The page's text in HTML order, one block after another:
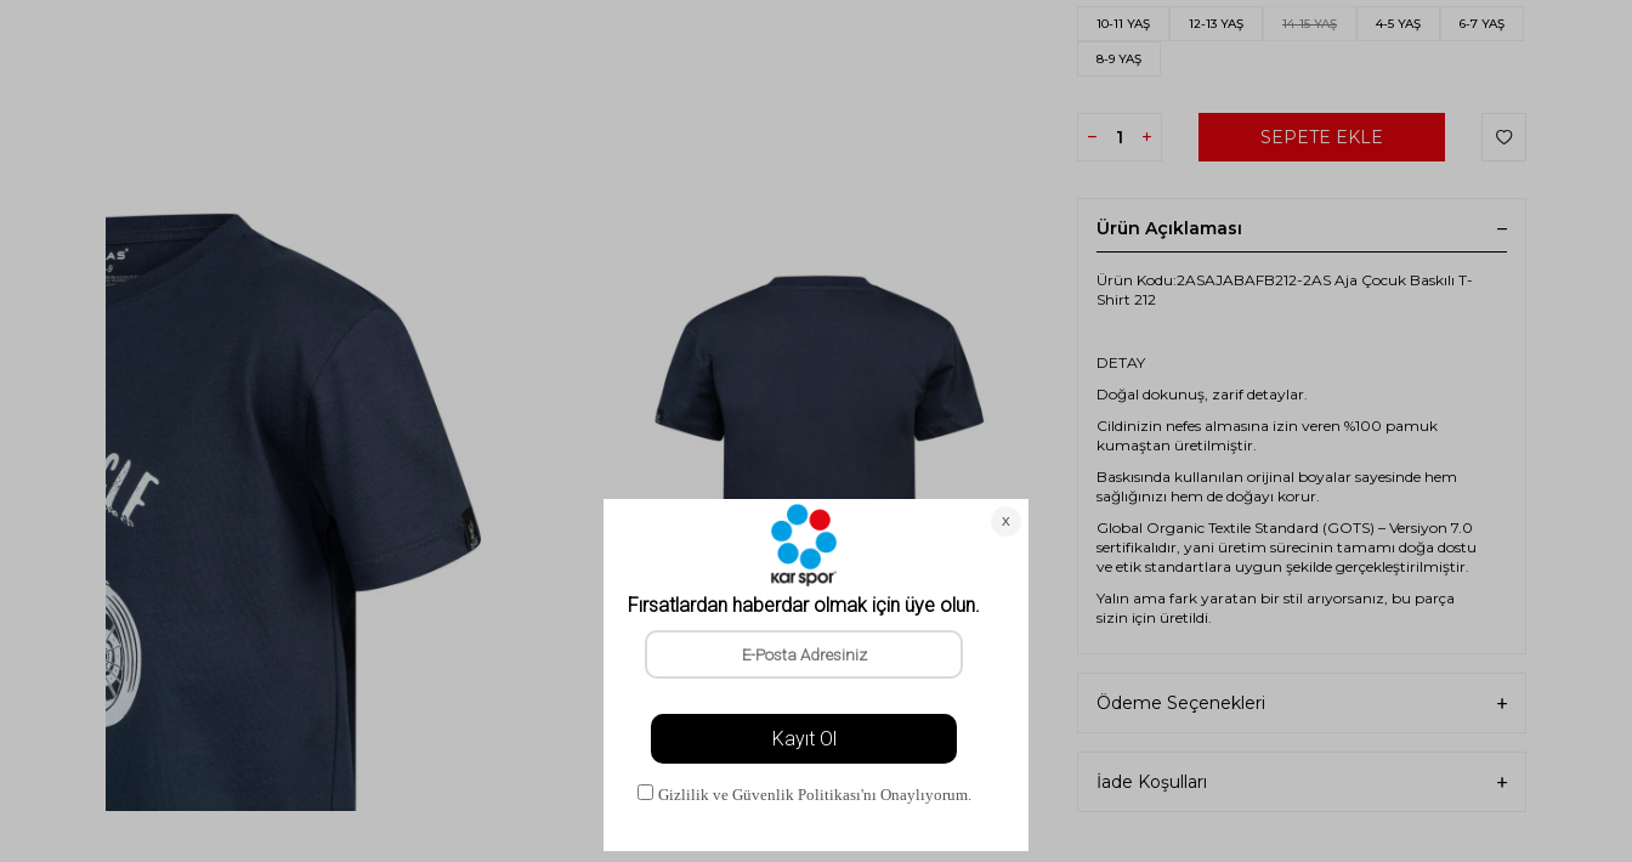
10-11 YAŞ 12-13 YAŞ 14-15 YAŞ 4-5 YAŞ 6-7 YAŞ
8-9 YAŞ
SEPETE EKLE
Ürün Açıklaması
Ürün Kodu:2ASAJABAFB212-2AS Aja Çocuk Baskılı T-
Shirt 212
DETAY
Doğal dokunuş, zarif detaylar.
Cildinizin nefes almasına izin veren %100 pamuk
kumaştan üretilmiştir.
Baskısında kullanılan orijinal boyalar sayesinde hem
sağlığınızı hem de doğayı korur.
Global Organic Textile Standard (GOTS) – Versiyon 7.0
sertifikalıdır, yani üretim sürecinin tamamı doğa dostu
ve etik standartlara uygun şekilde gerçekleştirilmiştir.
Yalın ama fark yaratan bir stil arıyorsanız, bu parça
sizin için üretildi.
Ödeme Seçenekleri
İade Koşulları